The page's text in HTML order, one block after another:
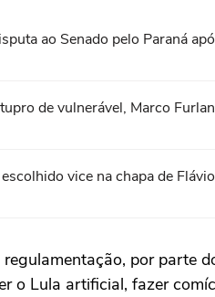
ao Senado pelo Paraná
de vulnerável, Marco
vice na chapa de
por parte
o Lula artificial, fazer